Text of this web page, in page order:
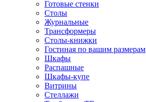
Готовые стенки
Столы
Журнальные
Трансформеры
Столы-книжки
Гостиная по вашим размерам
Шкафы
Распашные
Шкафы-купе
Витрины
Стеллажи